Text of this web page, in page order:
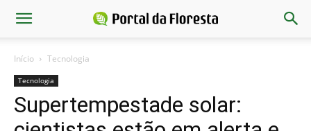
Início Tecnologia
Tecnologia
Supertempestade solar: